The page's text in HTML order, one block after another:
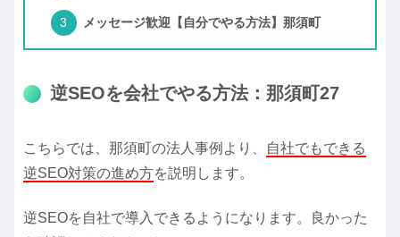
メッセージ歓迎【自分でやる方法】那須町
逆SEOを会社でやる方法：那須町27
こちらでは、那須町の法人事例より、
自社でもできる
逆SEO対策の進め方を説明します。
逆SEOを自社で導入できるようになります。良かった